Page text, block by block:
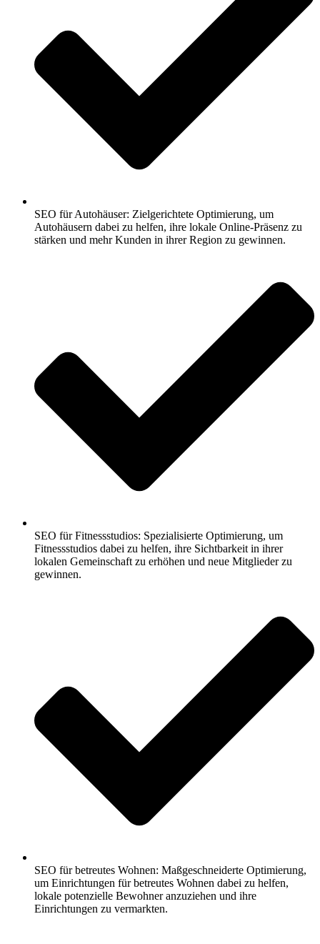
SEO für Autohäuser: Zielgerichtete Optimierung, um
Autohäusern dabei zu helfen, ihre lokale Online-Präsenz zu
stärken und mehr Kunden in ihrer Region zu gewinnen.
SEO für Fitnessstudios: Spezialisierte Optimierung, um
Fitnessstudios dabei zu helfen, ihre Sichtbarkeit in ihrer
lokalen Gemeinschaft zu erhöhen und neue Mitglieder zu
gewinnen.
SEO für betreutes Wohnen: Maßgeschneiderte Optimierung,
um Einrichtungen für betreutes Wohnen dabei zu helfen,
lokale potenzielle Bewohner anzuziehen und ihre
Einrichtungen zu vermarkten.